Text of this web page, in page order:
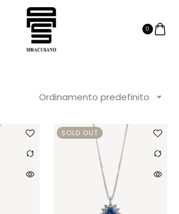
0
Ordinamento predefinito
SOLD OUT